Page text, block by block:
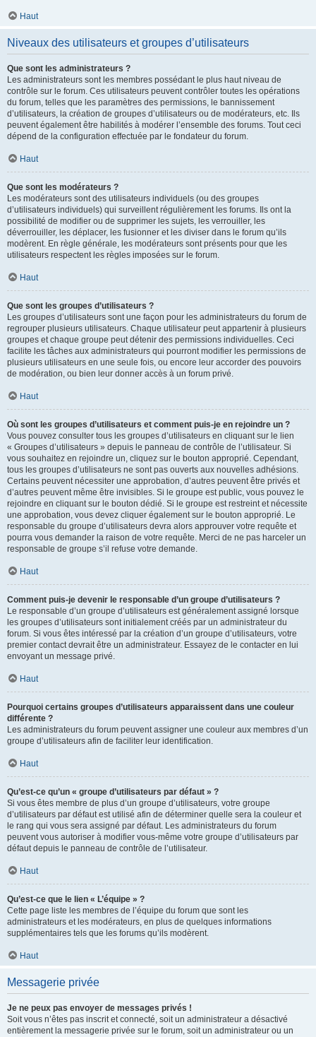
Haut
Niveaux des utilisateurs et groupes d’utilisateurs
Que sont les administrateurs ?
Les administrateurs sont les membres possédant le plus haut niveau de
contrôle sur le forum. Ces utilisateurs peuvent contrôler toutes les opérations
du forum, telles que les paramètres des permissions, le bannissement
d’utilisateurs, la création de groupes d’utilisateurs ou de modérateurs, etc. Ils
peuvent également être habilités à modérer l’ensemble des forums. Tout ceci
dépend de la configuration effectuée par le fondateur du forum.
Haut
Que sont les modérateurs ?
Les modérateurs sont des utilisateurs individuels (ou des groupes
d’utilisateurs individuels) qui surveillent régulièrement les forums. Ils ont la
possibilité de modifier ou de supprimer les sujets, les verrouiller, les
déverrouiller, les déplacer, les fusionner et les diviser dans le forum qu’ils
modèrent. En règle générale, les modérateurs sont présents pour que les
utilisateurs respectent les règles imposées sur le forum.
Haut
Que sont les groupes d’utilisateurs ?
Les groupes d’utilisateurs sont une façon pour les administrateurs du forum de
regrouper plusieurs utilisateurs. Chaque utilisateur peut appartenir à plusieurs
groupes et chaque groupe peut détenir des permissions individuelles. Ceci
facilite les tâches aux administrateurs qui pourront modifier les permissions de
plusieurs utilisateurs en une seule fois, ou encore leur accorder des pouvoirs
de modération, ou bien leur donner accès à un forum privé.
Haut
Où sont les groupes d’utilisateurs et comment puis-je en rejoindre un ?
Vous pouvez consulter tous les groupes d’utilisateurs en cliquant sur le lien
« Groupes d’utilisateurs » depuis le panneau de contrôle de l’utilisateur. Si
vous souhaitez en rejoindre un, cliquez sur le bouton approprié. Cependant,
tous les groupes d’utilisateurs ne sont pas ouverts aux nouvelles adhésions.
Certains peuvent nécessiter une approbation, d’autres peuvent être privés et
d’autres peuvent même être invisibles. Si le groupe est public, vous pouvez le
rejoindre en cliquant sur le bouton dédié. Si le groupe est restreint et nécessite
une approbation, vous devez cliquer également sur le bouton approprié. Le
responsable du groupe d’utilisateurs devra alors approuver votre requête et
pourra vous demander la raison de votre requête. Merci de ne pas harceler un
responsable de groupe s’il refuse votre demande.
Haut
Comment puis-je devenir le responsable d’un groupe d’utilisateurs ?
Le responsable d’un groupe d’utilisateurs est généralement assigné lorsque
les groupes d’utilisateurs sont initialement créés par un administrateur du
forum. Si vous êtes intéressé par la création d’un groupe d’utilisateurs, votre
premier contact devrait être un administrateur. Essayez de le contacter en lui
envoyant un message privé.
Haut
Pourquoi certains groupes d’utilisateurs apparaissent dans une couleur
différente ?
Les administrateurs du forum peuvent assigner une couleur aux membres d’un
groupe d’utilisateurs afin de faciliter leur identification.
Haut
Qu’est-ce qu’un « groupe d’utilisateurs par défaut » ?
Si vous êtes membre de plus d’un groupe d’utilisateurs, votre groupe
d’utilisateurs par défaut est utilisé afin de déterminer quelle sera la couleur et
le rang qui vous sera assigné par défaut. Les administrateurs du forum
peuvent vous autoriser à modifier vous-même votre groupe d’utilisateurs par
défaut depuis le panneau de contrôle de l’utilisateur.
Haut
Qu’est-ce que le lien « L’équipe » ?
Cette page liste les membres de l’équipe du forum que sont les
administrateurs et les modérateurs, en plus de quelques informations
supplémentaires tels que les forums qu’ils modèrent.
Haut
Messagerie privée
Je ne peux pas envoyer de messages privés !
Soit vous n’êtes pas inscrit et connecté, soit un administrateur a désactivé
entièrement la messagerie privée sur le forum, soit un administrateur ou un